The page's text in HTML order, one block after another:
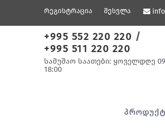
რეგისტრაცია შესვლა
+995 552 220 220 /
+995 511 220 220
სამუშაო საათები: ყოველდღე
18:00